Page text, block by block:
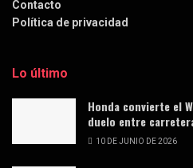
Contacto
Política de privacidad
Lo último
Honda convierte el
duelo entre
10 DE JUNIO DE 2026